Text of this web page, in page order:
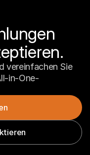
vereinfachen Sie
in-One-